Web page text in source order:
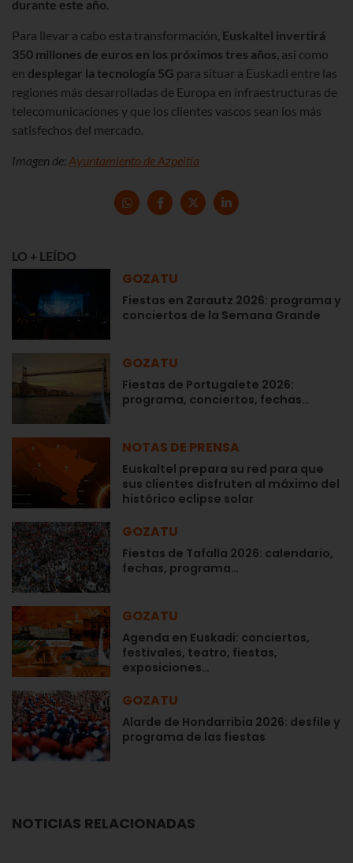
durante este año.
Para llevar a cabo esta transformación, Euskaltel invertirá
350 millones de euros en los próximos tres años, así como
en desplegar la tecnología 5G para situar a Euskadi entre las
regiones más desarrolladas de Europa en infraestructuras de
telecomunicaciones y que los clientes vascos sean los más
satisfechos del mercado.
Imagen de:Ayuntamiento de Azpeitia
LO + LEÍDO
GOZATU
Fiestas en Zarautz 2026: programa y
conciertos de la Semana Grande
GOZATU
Fiestas de Portugalete 2026:
programa, conciertos, fechas…
NOTAS DE PRENSA
Euskaltel prepara su red para que
sus clientes disfruten al máximo del
histórico eclipse solar
GOZATU
Fiestas de Tafalla 2026: calendario,
fechas, programa…
GOZATU
Agenda en Euskadi: conciertos,
festivales, teatro, fiestas,
exposiciones…
GOZATU
Alarde de Hondarribia 2026: desfile y
programa de las fiestas
NOTICIAS RELACIONADAS